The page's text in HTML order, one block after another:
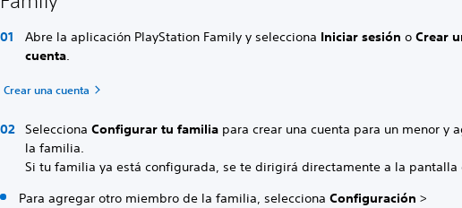
Abre la aplicación PlayStation Family y selecciona Iniciar sesión oCrear
cuenta.
Crear una cuenta
SeleccionaConfigurar tu familia para crear una cuenta para un menor y
la familia.
Si tu familia ya está configurada, se te dirigirá directamente a la pantalla
Para agregar otro miembro de la familia, seleccionaConfiguración>